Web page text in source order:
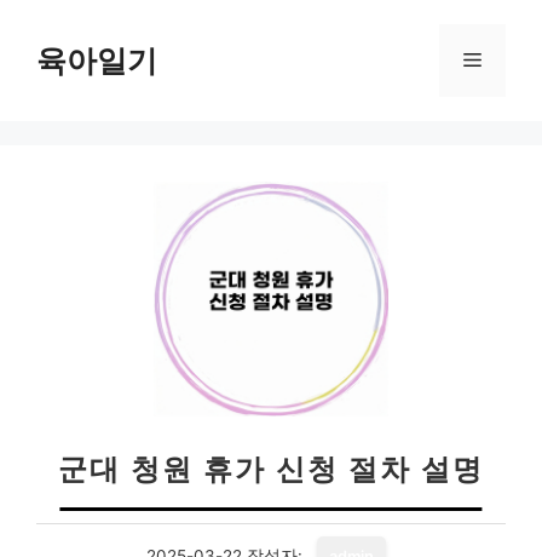
육아일기 메
군대 청원 휴가 신청 절차 설명